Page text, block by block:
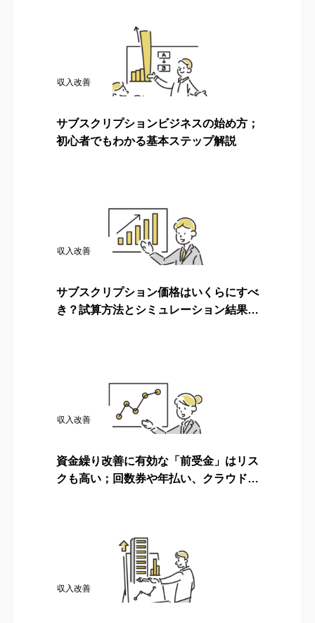
収入改善
サブスクリプションビジネスの始め方；
初心者でもわかる基本ステップ解説
収入改善
サブスクリプション価格はいくらにすべ
き？試算方法とシミュレーション結果を
収入改善
資金繰り改善に有効な「前受金」はリス
クも高い；回数券や年払い、クラウドフ
収入改善